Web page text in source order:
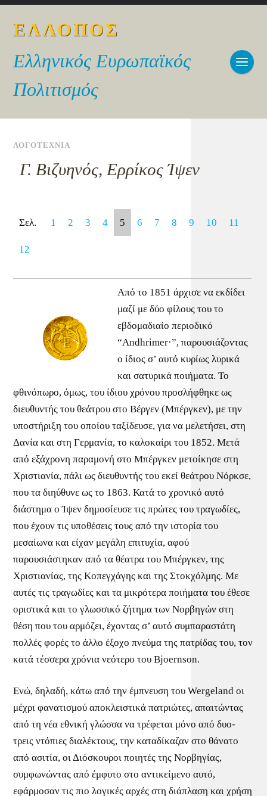
ΕΛΛΟΠΟΣ
Ελληνικός Ευρωπαϊκός
Πολιτισμός
ΛΟΓΟΤΕΧΝΙΑ
Γ. Βιζυηνός, Ερρίκος Ίψεν
Σελ. 1 2 3 4 5 6 7 8 9 10 11
12
Από το 1851 άρχισε να εκδίδει
μαζί με δύο φίλους του το
εβδομαδιαίο περιοδικό
“Andhrimer·”, παρουσιάζοντας
ο ίδιος σ’ αυτό κυρίως λυρικά
και σατυρικά ποιήματα. Το
φθινόπωρο, όμως, του ίδιου χρόνου προσλήφθηκε ως
διευθυντής του θεάτρου στο Βέργεν (Μπέργκεν), με την
υποστήριξη του οποίου ταξίδευσε, για να μελετήσει, στη
Δανία και στη Γερμανία, το καλοκαίρι του 1852. Μετά
από εξάχρονη παραμονή στο Μπέργκεν μετοίκησε στη
Χριστιανία, πάλι ως διευθυντής του εκεί θεάτρου Νόρκσε,
που τα διηύθυνε ως το 1863. Κατά το χρονικό αυτό
διάστημα ο Ίψεν δημοσίευσε τις πρώτες του τραγωδίες,
που έχουν τις υποθέσεις τους από την ιστορία του
μεσαίωνα και είχαν μεγάλη επιτυχία, αφού
παρουσιάστηκαν από τα θέατρα του Μπέργκεν, της
Χριστιανίας, της Κοπεγχάγης και της Στοκχόλμης. Με
αυτές τις τραγωδίες και τα μικρότερα ποιήματα του έθεσε
οριστικά και το γλωσσικό ζήτημα των Νορβηγών στη
θέση που του αρμόζει, έχοντας σ’ αυτό συμπαραστάτη
πολλές φορές το άλλο έξοχο πνεύμα της πατρίδας του, τον
κατά τέσσερα χρόνια νεότερο του Bjoernson.
Ενώ, δηλαδή, κάτω από την έμπνευση του Wergeland οι
μέχρι φανατισμού αποκλειστικά πατριώτες, απαιτώντας
από τη νέα εθνική γλώσσα να τρέφεται μόνο από δυο-
τρεις ντόπιες διαλέκτους, την καταδίκαζαν στο θάνατο
από ασιτία, οι Διόσκουροι ποιητές της Νορβηγίας,
συμφωνώντας από έμφυτο στο αντικείμενο αυτό,
εφάρμοσαν τις πιο λογικές αρχές στη διάπλαση και χρήση